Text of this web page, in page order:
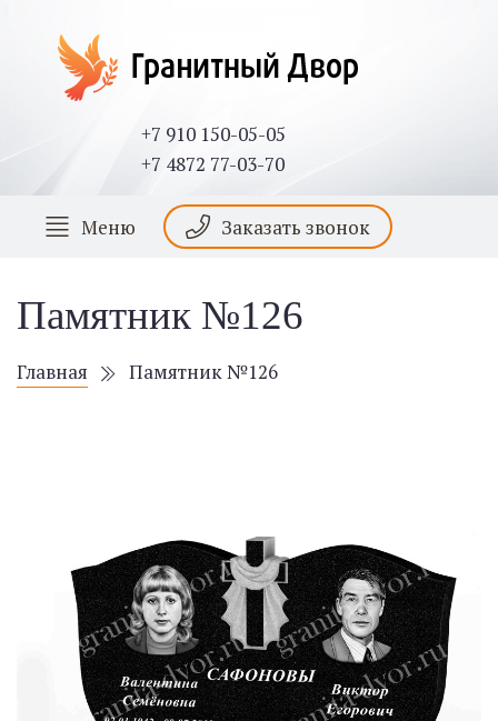
+7 910 150-05-05
+7 4872 77-03-70
Меню Заказать звонок
Памятник №126
Главная Памятник №126